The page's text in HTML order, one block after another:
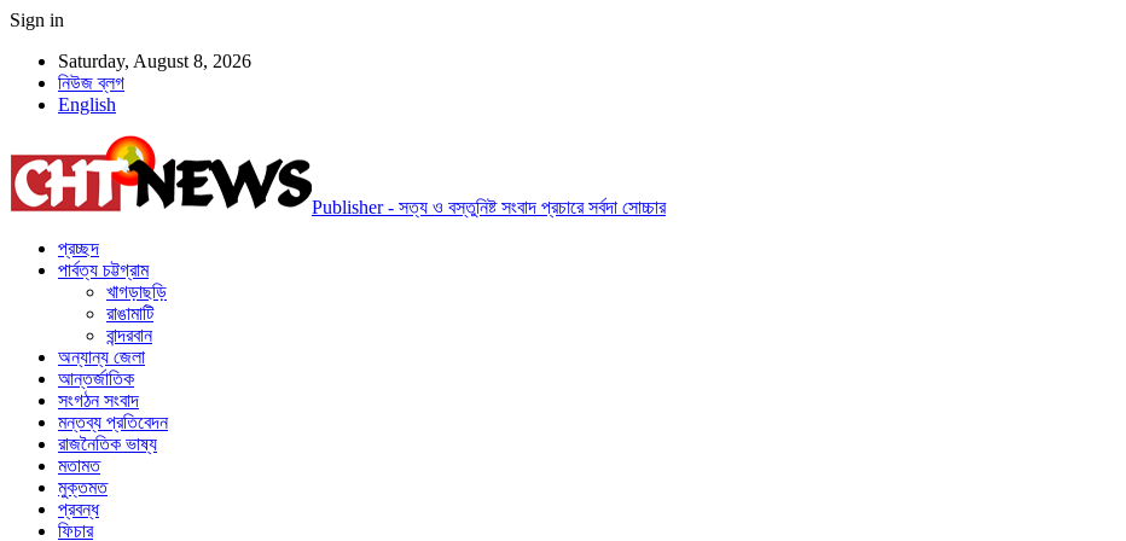
Sign in
Saturday, August 8, 2026
নিউজ ব্লগ
English
Publisher - সত্য ও বস্তুনিষ্ট সংবাদ প্রচারে সর্বদা সোচ্চার
প্রচ্ছদ
পার্বত্য চট্টগ্রাম
খাগড়াছড়ি
রাঙামাটি
বান্দরবান
অন্যান্য জেলা
আন্তর্জাতিক
সংগঠন সংবাদ
মন্তব্য প্রতিবেদন
রাজনৈতিক ভাষ্য
মতামত
মুক্তমত
প্রবন্ধ
ফিচার